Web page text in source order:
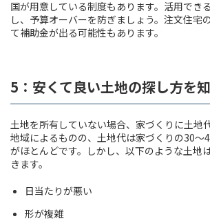
国が用意している制度もあります。活用でき
し、予算オーバーを防ぎましょう。注文住宅
て補助金が出る可能性もあります。
5：安くて良い土地の探し方を
土地を所有していない場合、家づくりに土地
地域によるものの、土地代は家づくりの30〜
がほとんどです。しかし、以下のような土地
きます。
日当たりが悪い
形が複雑